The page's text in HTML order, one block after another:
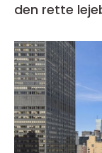
den rette